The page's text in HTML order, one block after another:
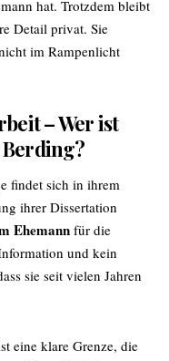
hat. Trotzdem bleibt
Detail privat. Sie
im Rampenlicht
– Wer ist
findet sich in ihrem
ihrer Dissertation
Ehemann für die
und kein
sie seit vielen Jahren
eine klare Grenze, die